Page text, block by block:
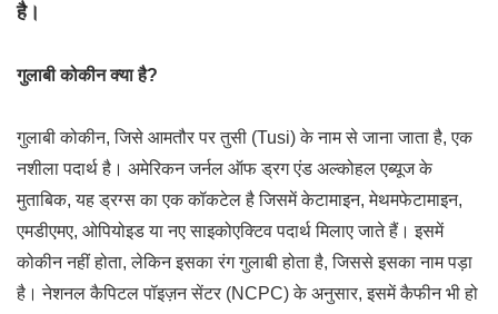
है।
गुलाबी कोकीन क्या है?
गुलाबी कोकीन, जिसे आमतौर पर तुसी (Tusi) के नाम से जाना जाता है, एक
नशीला पदार्थ है। अमेरिकन जर्नल ऑफ ड्रग एंड अल्कोहल एब्यूज के
मुताबिक, यह ड्रग्स का एक कॉकटेल है जिसमें केटामाइन, मेथमफेटामाइन,
एमडीएमए, ओपियोइड या नए साइकोएक्टिव पदार्थ मिलाए जाते हैं। इसमें
कोकीन नहीं होता, लेकिन इसका रंग गुलाबी होता है, जिससे इसका नाम पड़ा
है। नेशनल कैपिटल पॉइज़न सेंटर (NCPC) के अनुसार, इसमें कैफीन भी हो